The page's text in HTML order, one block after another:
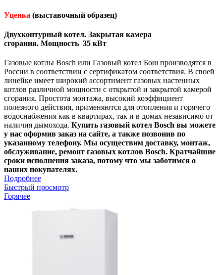
Уценка (выставочный образец)
Двухконтурный котел. Закрытая камера
сгорания. Мощность 35 кВт
Газовые котлы Bosch или Газовый котел Бош производятся в
России в соответствии с сертификатом соответствия. В своей
линейке имеет широкий ассортимент газовых настенных
котлов различной мощности с открытой и закрытой камерой
сгорания. Простота монтажа, высокий коэффициент
полезного действия, применяются для отопления и горячего
водоснабжения как в квартирах, так и в домах независимо от
наличия дымохода. Купить газовый котел Bosch вы можете
у нас оформив заказ на сайте, а также позвонив по
указанному телефону. Мы осуществим доставку, монтаж,
обслуживание, ремонт газовых котлов Bosch. Кратчайшие
сроки исполнения заказа, потому что мы заботимся о
наших покупателях.
Подробнее
Быстрый просмотр
Горячее